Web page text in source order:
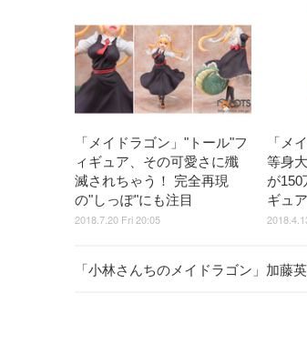
「メイドラゴン」"トール"フ
ィギュア、その可愛さに殲
滅されちゃう！ 完全再現
の"しっぽ"にも注目
2018.7.20 Fri 20:05
「メ
等身
が150
ギュ
「小林さんちのメイドラゴン」加藤